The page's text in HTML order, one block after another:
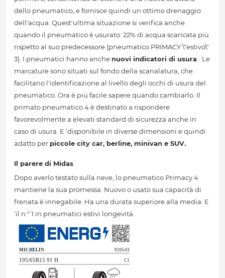
dello pneumatico, e fornisce quindi un ottimo drenaggio
dell'acqua. Quest'ultima situazione si verifica anche
quando il pneumatico è usurato: 22% di acqua scaricata più
rispetto al suo predecessore (pneumatico PRIMACY \"estivo\"
3). I pneumatici hanno anche nuovi indicatori di usura . Le
marcature sono situati sul fondo della scanalatura, che
facilitano l'identificazione al livello degli occhi di usura del
pneumatico. Ora è più facile sapere quando cambiarlo. Il
primato pneumatico 4 è destinato a rispondere
favorevolmente a elevati standard di sicurezza anche in
caso di usura. E 'disponibile in diverse dimensioni e quindi
adatto per piccole city car, berline, minivan e SUV.
Il parere di Midas
Dopo averlo testato sulla neve, lo pneumatico Primacy 4
mantiene la sua promessa. Nuovo o usato sua capacità di
frenata è innegabile. Ha una durata superiore alla media. E
'il n ° 1 in pneumatici estivi longevità.